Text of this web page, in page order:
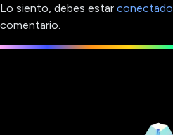
Lo siento, debes estar conectado
comentario.